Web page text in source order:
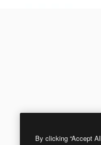
By clicking “Accept